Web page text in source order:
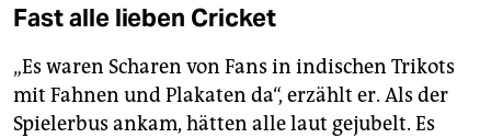
Fast alle lieben Cricket
„Es waren Scharen von Fans in indischen Trikots
mit Fahnen und Plakaten da“, erzählt er. Als der
Spielerbus ankam, hätten alle laut gejubelt. Es